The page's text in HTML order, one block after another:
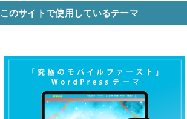
このサイトで使用しているテーマ